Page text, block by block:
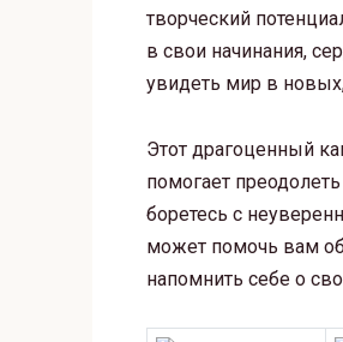
творческий
в свои начинания,
увидеть мир в
Этот драгоценный
помогает
боретесь с
может помочь вам
напомнить себе о